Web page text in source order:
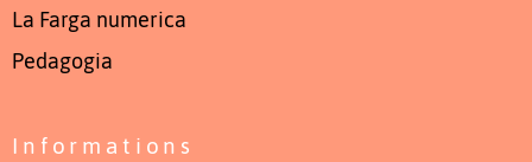
La Farga numerica
Pedagogia
Informations